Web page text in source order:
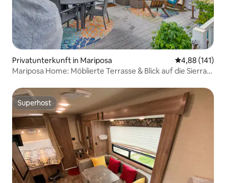
Privatunterkunft in Mariposa
4,88 (141)
Mariposa Home: Möblierte Terrasse & Blick auf die Sierra-
Superhost
Superhost